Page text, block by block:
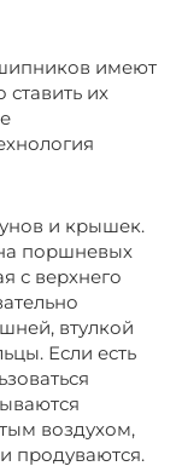
имеют
их
и крышек.
поршневых
с верхнего
втулкой
Если есть
воздухом,
продуваются.